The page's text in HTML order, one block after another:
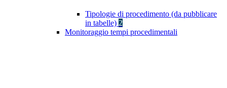
Tipologie di procedimento (da pubblicare
in tabelle) 2
Monitoraggio tempi procedimentali